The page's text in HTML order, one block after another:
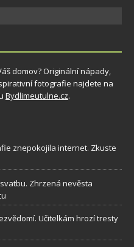
domov? Originální nápady,
fotografie najdete na
Bydlimeutulne.cz.
znepokojila internet. Zkuste
Zhrzená nevěsta
Učitelkám hrozí tresty